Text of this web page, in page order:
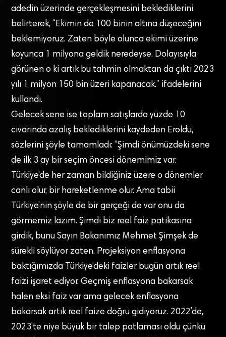
adedin üzerinde gerçekleşmesini beklediklerini
belirterek, “Ekimin de 100 binin altına düşeceğini
beklemiyoruz. Zaten böyle olunca ekimi üzerine
koyunca 1 milyona geldik neredeyse. Dolayısıyla
görünen o ki artık bu tahmin olmaktan da çıktı 2023
yılı 1 milyon 150 bin üzeri kapanacak.” ifadelerini
kullandı.
Gelecek sene ise toplam satışlarda yüzde 10
civarında azalış beklediklerini kaydeden Eroldu,
sözlerini şöyle tamamladı: “Şimdi önümüzdeki sene
de ilk 3 ay bir seçim öncesi dönemimiz var.
Türkiye’de her zaman bildiğiniz üzere o dönemler
canlı olur, bir hareketlenme olur. Ama tabii
Türkiye’nin şöyle de bir gerçeği de var onu da
görmemiz lazım. Şimdi biz reel faiz patikasına
girdik, bunu Sayın Bakanımız Mehmet Şimşek de
sürekli söylüyor zaten. Projeksiyon enflasyona
baktığımızda Türkiye’deki faizler bugün artık reel
faizi işaret ediyor. Geçmiş enflasyona bakarsak
halen eksi faiz var ama gelecek enflasyona
bakarsak artık reel faize doğru gidiyoruz. 2022’de,
2023’te niye büyük bir talep patlaması oldu çünkü